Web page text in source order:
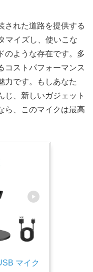
された道路を提供する
マイズし、使いこな
のような存在です。多
コストパフォーマンス
力です。もしあなた
じ、新しいガジェット
ら、このマイクは最高
マイク